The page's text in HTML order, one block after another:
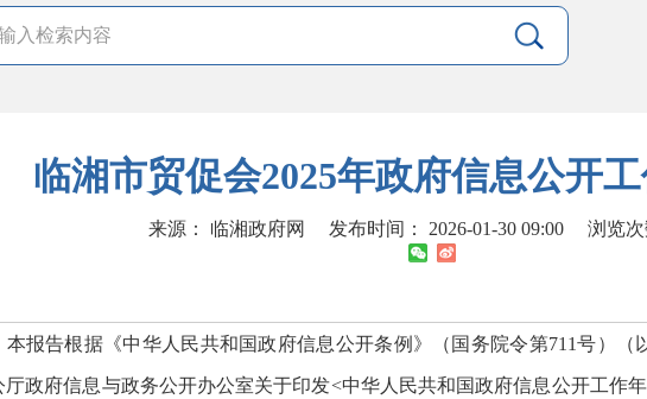
临湘市贸促会2025年政府信息公开
来源： 临湘政府网 发布时间： 2026-01-30 09:00 浏览次
告根据《中华人民共和国政府信息公开条例》（国务院令第711号）（
厅政府信息与政务公开办公室关于印发<中华人民共和国政府信息公开工作